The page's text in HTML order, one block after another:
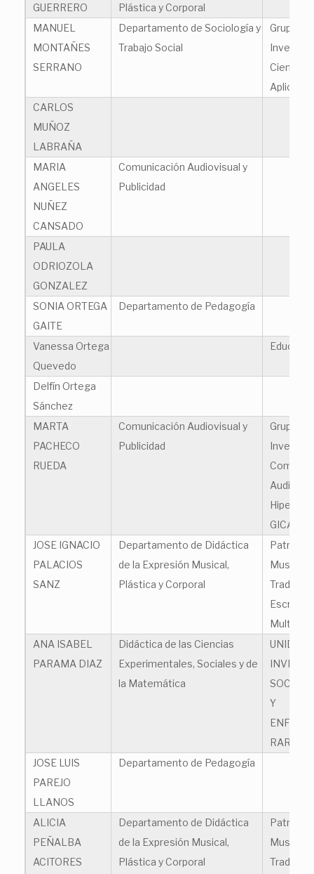
GUERRERO
Plástica y Corporal
MANUEL
MONTAÑES
SERRANO
Departamento de Sociología y
Trabajo Social
Grupo de
Ciencias
Aplicadas
CARLOS
MUÑOZ
LABRAÑA
MARIA
ANGELES
NUÑEZ
CANSADO
Comunicación Audiovisual y
Publicidad
PAULA
ODRIOZOLA
GONZALEZ
SONIA ORTEGA
GAITE
Departamento de Pedagogía
Vanessa Ortega
Quevedo
Delfín Ortega
Sánchez
MARTA
PACHECO
RUEDA
Comunicación Audiovisual y
Publicidad
Grupo de
GICAVH
JOSE IGNACIO
PALACIOS
SANZ
Departamento de Didáctica
de la Expresión Musical,
Plástica y Corporal
Musical
Escrita y
ANA ISABEL
PARAMA DIAZ
Didáctica de las Ciencias
Experimentales, Sociales y de
la Matemática
UNIDAD
SOCIAL
Y
RARAS
JOSE LUIS
PAREJO
LLANOS
Departamento de Pedagogía
ALICIA
PEÑALBA
ACITORES
Departamento de Didáctica
de la Expresión Musical,
Plástica y Corporal
Musical